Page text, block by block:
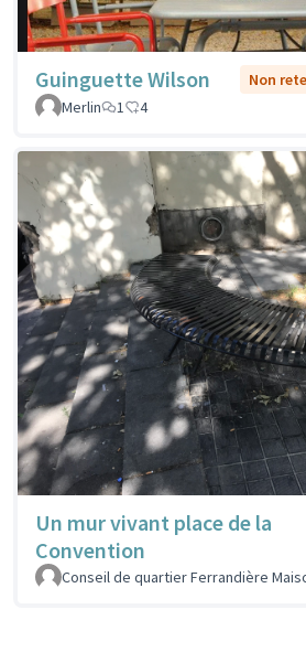
Guinguette Wilson
Non
Merlin
1 4
Un mur vivant place de la
Convention
Conseil de quartier Ferrandière